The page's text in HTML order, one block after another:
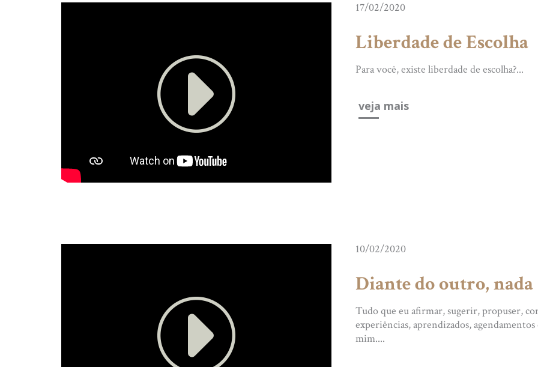
17/02/2020
Liberdade de Escolha
Para você, existe liberdade de escolha?...
veja mais
10/02/2020
Diante do outro, nada
Tudo que eu afirmar, sugerir, propuser,
experiências, aprendizados,
mim....